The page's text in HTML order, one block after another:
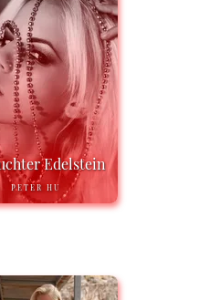
Edelstein
PETER HU